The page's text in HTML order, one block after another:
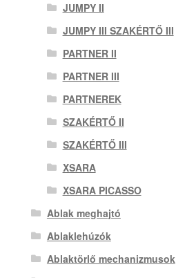
JUMPY II
JUMPY III SZAKÉRTŐ III
PARTNER II
PARTNER III
PARTNEREK
SZAKÉRTŐ II
SZAKÉRTŐ III
XSARA
XSARA PICASSO
Ablak meghajtó
Ablaklehúzók
Ablaktörlő mechanizmusok